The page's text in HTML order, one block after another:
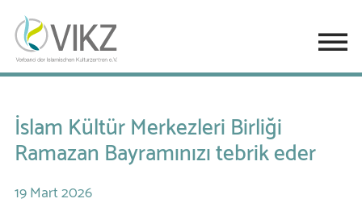
İslam Kültür Merkezleri Birliği
Ramazan Bayramınızı tebrik eder
19Mart2026